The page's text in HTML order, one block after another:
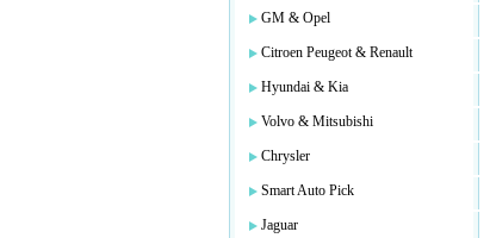
GM & Opel
Citroen Peugeot & Renault
Hyundai & Kia
Volvo & Mitsubishi
Chrysler
Smart Auto Pick
Jaguar